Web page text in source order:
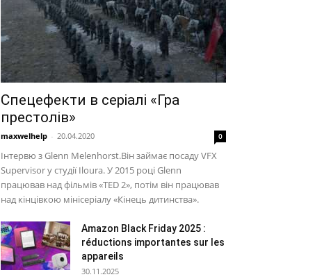
Спецефекти в серіалі «Гра
престолів»
maxwelhelp - 20.04.2020 0
Інтервю з Glenn Melenhorst.Він займає посаду VFX
Supervisor у студії Iloura. У 2015 році Glenn
працював над фільмів «TED 2», потім він працював
над кінцівкою мінісеріалу «Кінець дитинства».
Amazon Black Friday 2025 :
réductions importantes sur les
appareils
30.11.2025